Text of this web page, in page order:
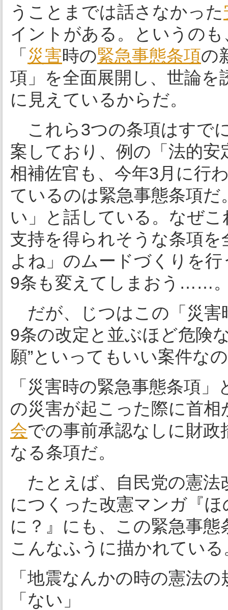
うことまでは話さなかった
イントがある。というの
「 災害時の緊急事態条項の
項」を全面展開し、世論
に見えているからだ。
これら3つの条項はすで
案しており、例の「法的
相補佐官も、今年3月に行
ているのは緊急事態条項
い」と話している。なぜ
支持を得られそうな条項
よね」のムードづくりを
9条も変えてしまおう……
だが、じつはこの「災害
9条の改定と並ぶほど危険
願”といってもいい案件な
「災害時の緊急事態条項
の災害が起こった際に首相
会での事前承認なしに財
なる条項だ。
たとえば、自民党の憲法
につくった改憲マンガ『
に？』にも、この緊急事
こんなふうに描かれている
「地震なんかの時の憲法
「ない」